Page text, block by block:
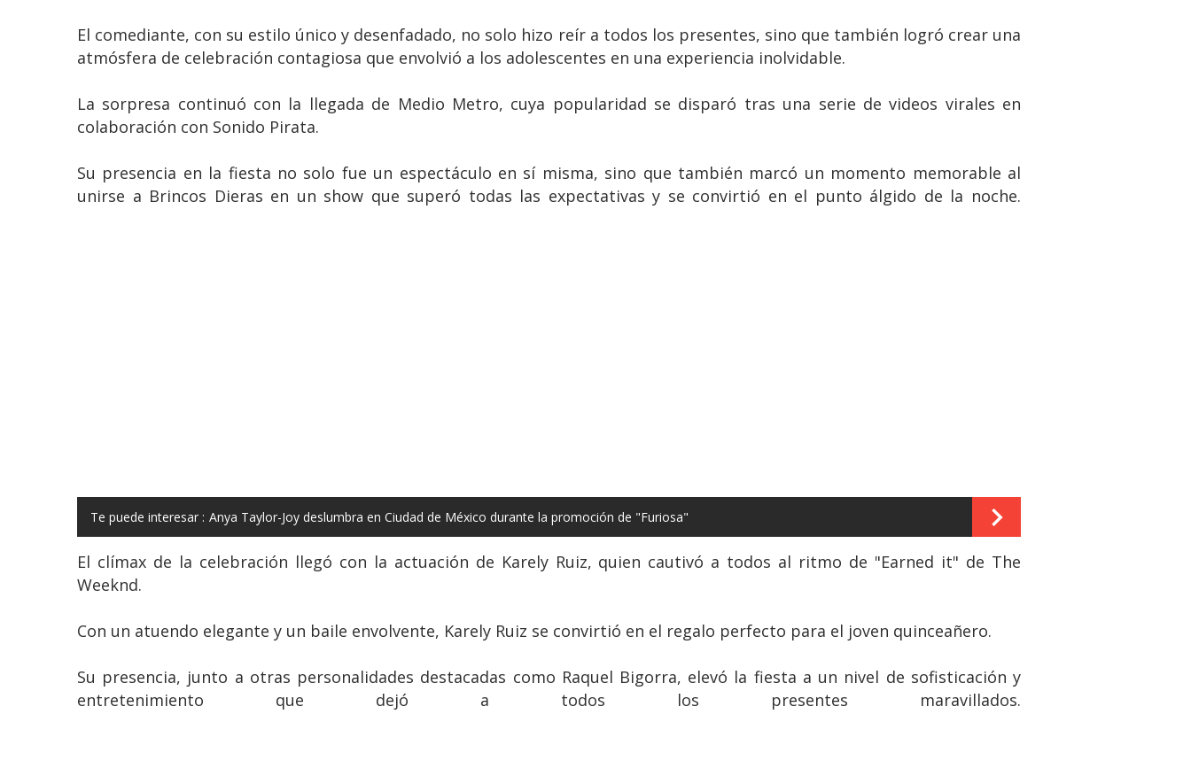
El comediante, con su estilo único y desenfadado, no solo hizo reír a todos los presentes, sino que también logró crear una
atmósfera de celebración contagiosa que envolvió a los adolescentes en una experiencia inolvidable.
La sorpresa continuó con la llegada de Medio Metro, cuya popularidad se disparó tras una serie de videos virales en
colaboración con Sonido Pirata.
Su presencia en la fiesta no solo fue un espectáculo en sí misma, sino que también marcó un momento memorable al
unirse a Brincos Dieras en un show que superó todas las expectativas y se convirtió en el punto álgido de la noche.
Te puede interesar : Anya Taylor-Joy deslumbra en Ciudad de México durante la promoción de "Furiosa"
El clímax de la celebración llegó con la actuación de Karely Ruiz, quien cautivó a todos al ritmo de "Earned it" de The
Weeknd.
Con un atuendo elegante y un baile envolvente, Karely Ruiz se convirtió en el regalo perfecto para el joven quinceañero.
Su presencia, junto a otras personalidades destacadas como Raquel Bigorra, elevó la fiesta a un nivel de sofisticación y
entretenimiento que dejó a todos los presentes maravillados.